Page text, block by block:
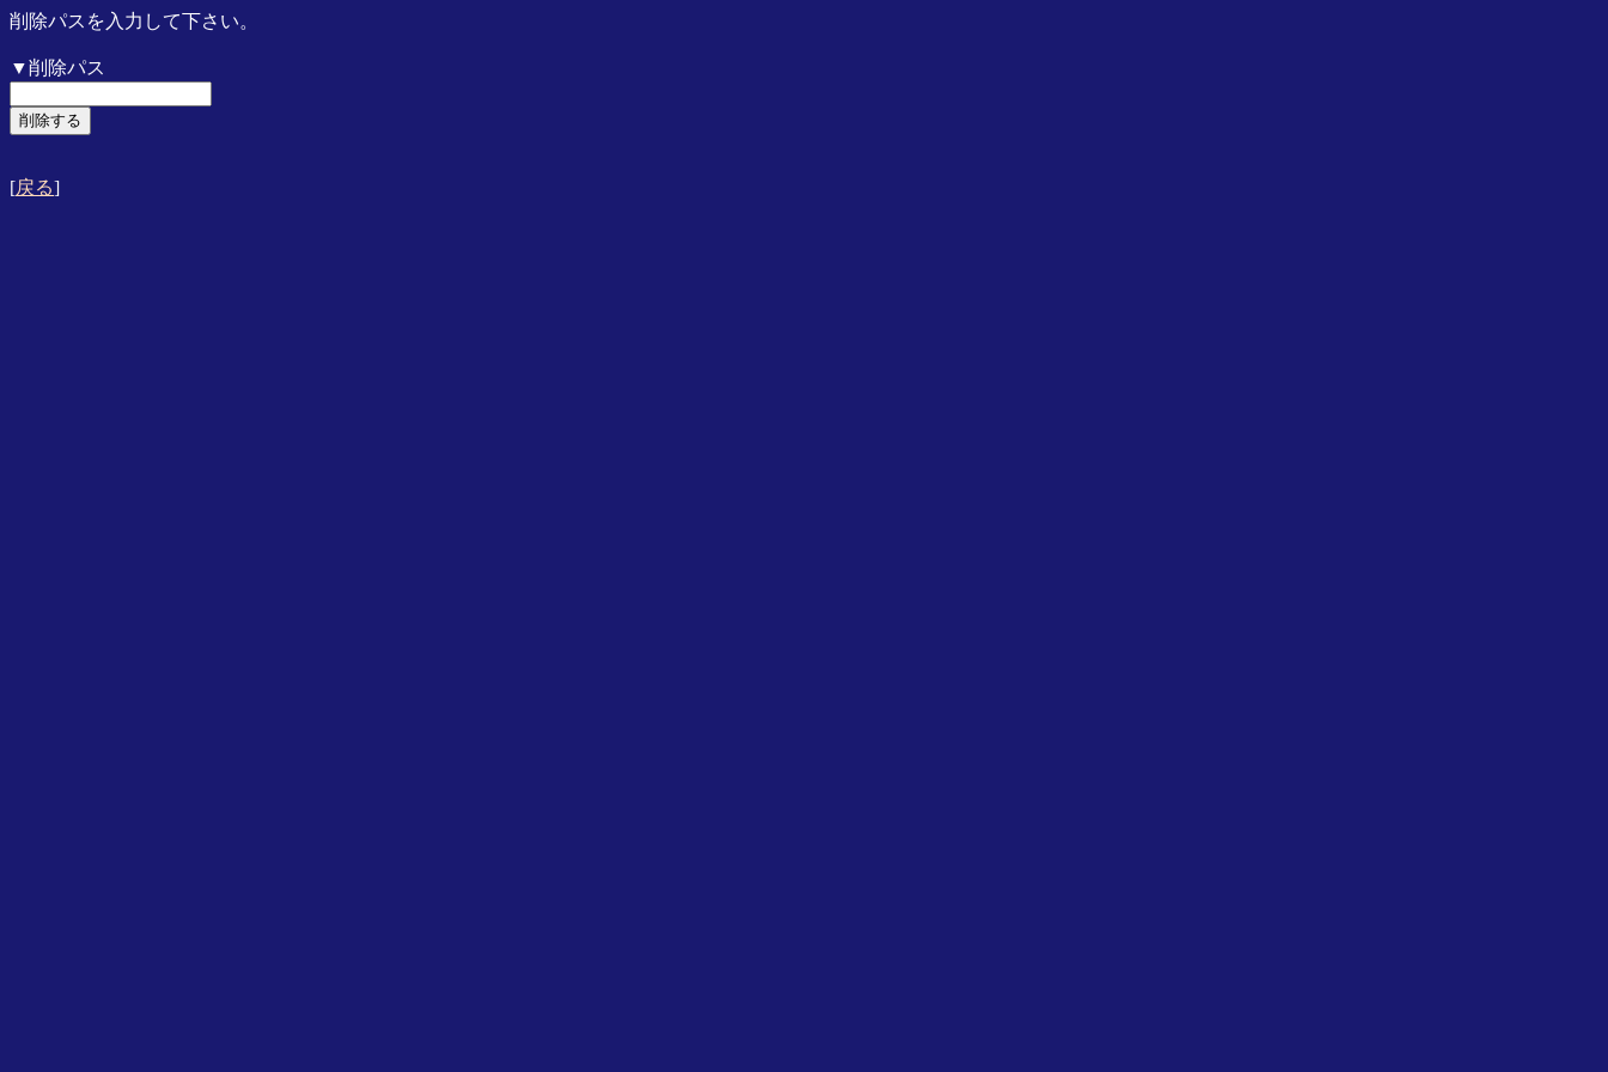
削除パスを入力して下さい。
▼削除パス
[戻る]